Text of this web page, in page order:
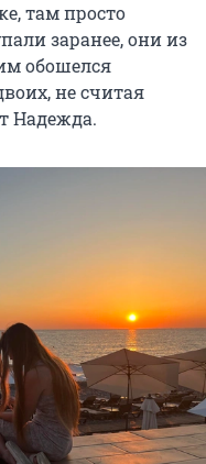
там просто
заранее, они из
обошелся
не считая
Надежда.